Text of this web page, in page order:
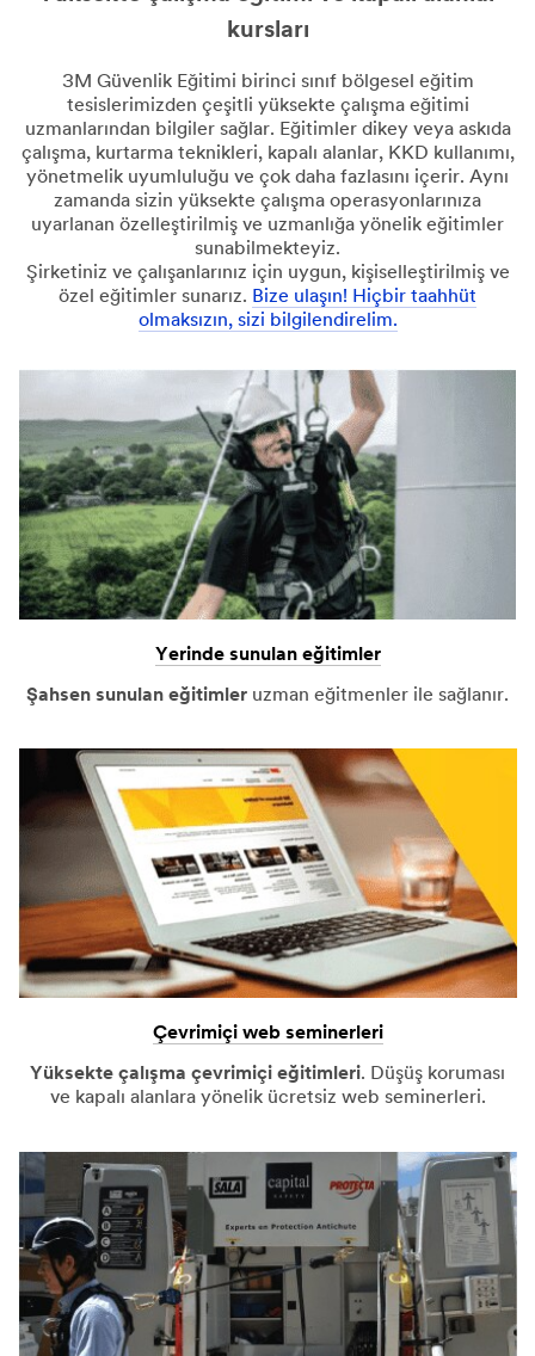
kursları
3M Güvenlik Eğitimi birinci sınıf bölgesel eğitim
tesislerimizden çeşitli yüksekte çalışma eğitimi
uzmanlarından bilgiler sağlar. Eğitimler dikey veya askıda
çalışma, kurtarma teknikleri, kapalı alanlar, KKD kullanımı,
yönetmelik uyumluluğu ve çok daha fazlasını içerir. Aynı
zamanda sizin yüksekte çalışma operasyonlarınıza
uyarlanan özelleştirilmiş ve uzmanlığa yönelik eğitimler
sunabilmekteyiz.
Şirketiniz ve çalışanlarınız için uygun, kişiselleştirilmiş ve
özel eğitimler sunarız. Bize ulaşın! Hiçbir taahhüt
olmaksızın, sizi bilgilendirelim.
Yerinde sunulan eğitimler
Şahsen sunulan eğitimler uzman eğitmenler ile sağlanır.
Çevrimiçi web seminerleri
Yüksekte çalışma çevrimiçi eğitimleri. Düşüş koruması
ve kapalı alanlara yönelik ücretsiz web seminerleri.